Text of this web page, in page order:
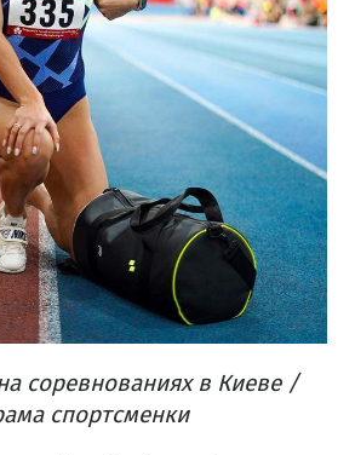
соревнованиях в Киеве /
спортсменки